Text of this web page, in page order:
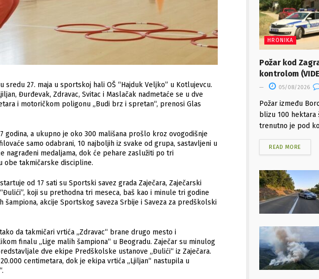
sredu 27. maja u sportskoj hali OŠ “Hajduk Veljko” u Kotlujevcu.
Đurđevak, Zdravac, Svitac i Maslačak nadmetaće se u dve
i motoričkom poligonu „Budi brz i spretan“, prenosi Glas
a ukupno je oko 300 mališana prošlo kroz ovogodišnje
samo odabrani, 10 najboljih iz svake od grupa, sastavljeni u
nagrađeni medaljama, dok će pehare zaslužiti po tri
obe takmičarske discipline.
od 17 sati su Sportski savez grada Zaječara, Zaječarski
koji su prethodna tri meseca, baš kao i minule tri godine
šampiona, akcije Sportskog saveza Srbije i Saveza za predškolski
da takmičari vrtića „Zdravac“ brane drugo mesto i
finalu „Lige malih šampiona“ u Beogradu. Zaječar su minulog
dve ekipe Predškolske ustanove „Đulići“ iz Zaječara.
centimetara, dok je ekipa vrtića „Ljiljan“ nastupila u
HRONIKA
Požar kod
kontrolom
05/08/2026
Požar između
blizu 100 hektara
trenutno je pod
READ MORE